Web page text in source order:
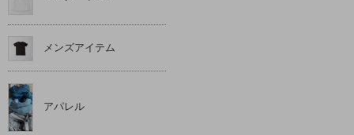
メンズアイテム
アパレル